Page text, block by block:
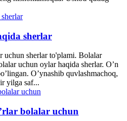
sherlar
uchun sherlar to'plami. Bolalar
uchun oylar haqida sherlar. O’n
O’ynashib quvlashmachoq,
yilga saf...
bolalar uchun